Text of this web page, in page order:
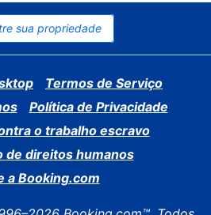
sua propriedade
Termos de Serviço
Política de Privacidade
o trabalho escravo
de direitos humanos
a Booking.com